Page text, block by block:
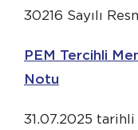
30216 Sayılı
PEM Tercihli
Notu
31.07.2025